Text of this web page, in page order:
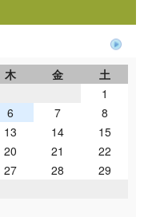
木 金
土
1
6 7
8
13 14
15
20 21
22
27 28
29